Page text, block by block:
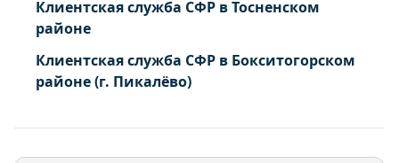
Клиентская служба СФР в Тосненском
районе
Клиентская служба СФР в Бокситогорском
районе (г. Пикалёво)